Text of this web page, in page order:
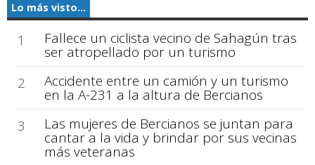
Lo más visto...
1 Fallece un ciclista vecino de Sahagún tras
ser atropellado por un turismo
2
Accidente entre un camión y un turismo
en la A-231 a la altura de Bercianos
3
Las mujeres de Bercianos se juntan para
cantar a la vida y brindar por sus vecinas
más veteranas